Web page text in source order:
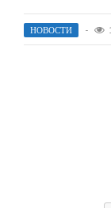
НОВОСТИ